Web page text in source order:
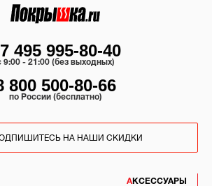
АКСЕССУАРЫ
495 995-80-40
9:00 - 21:00 (без выходных)
800 500-80-66
по России (бесплатно)
НА НАШИ СКИДКИ